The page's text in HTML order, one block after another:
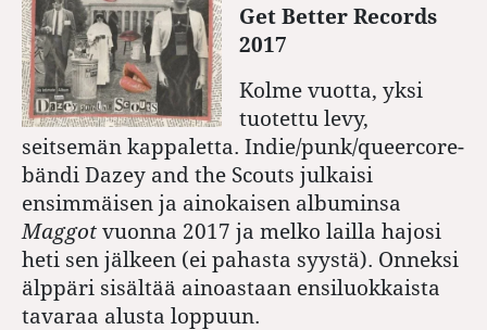
Get Better Records
2017
Kolme vuotta, yksi
tuotettu levy,
seitsemän kappaletta. Indie/punk/queercore-
bändi Dazey and the Scouts julkaisi
ensimmäisen ja ainokaisen albuminsa
Maggot vuonna 2017 ja melko lailla hajosi
heti sen jälkeen (ei pahasta syystä). Onneksi
älppäri sisältää ainoastaan ensiluokkaista
tavaraa alusta loppuun.